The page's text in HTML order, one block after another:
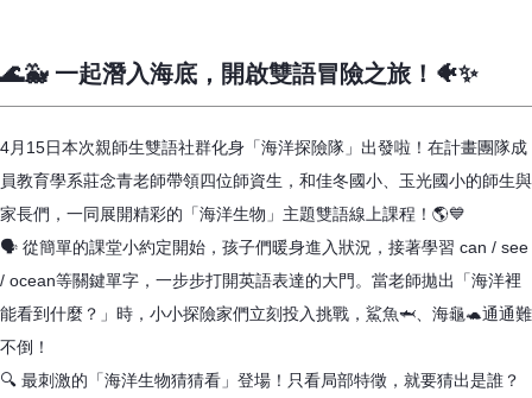
🌊🐳 一起潛入海底，開啟雙語冒險之旅！🐠✨
4月15日本次親師生雙語社群化身「海洋探險隊」出發啦！在計畫團隊成
員教育學系莊念青老師帶領四位師資生，和佳冬國小、玉光國小的師生與
家長們，一同展開精彩的「海洋生物」主題雙語線上課程！🌎💙
🗣️ 從簡單的課堂小約定開始，孩子們暖身進入狀況，接著學習 can / see
/ ocean等關鍵單字，一步步打開英語表達的大門。當老師拋出「海洋裡
能看到什麼？」時，小小探險家們立刻投入挑戰，鯊魚🦈、海龜🐢通通難
不倒！
🔍 最刺激的「海洋生物猜猜看」登場！只看局部特徵，就要猜出是誰？